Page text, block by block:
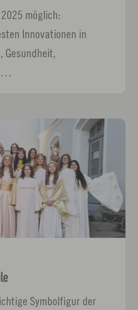
möglich:
Innovationen in
Gesundheit,
Symbolfigur der